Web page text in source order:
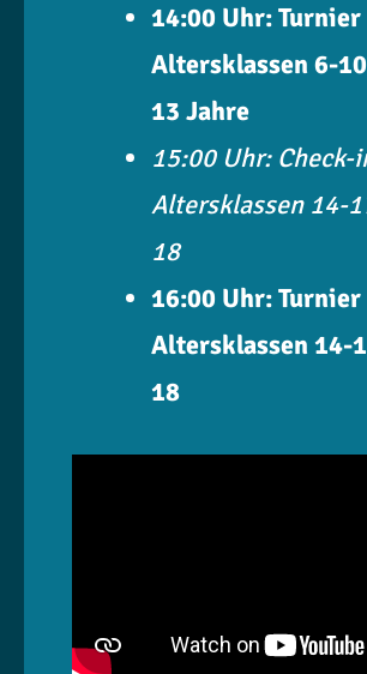
14:00 Uhr: Turnier
Altersklassen 6-
13 Jahre
15:00 Uhr: Check-
Altersklassen 14-
18
16:00 Uhr: Turnier
Altersklassen 14-
18